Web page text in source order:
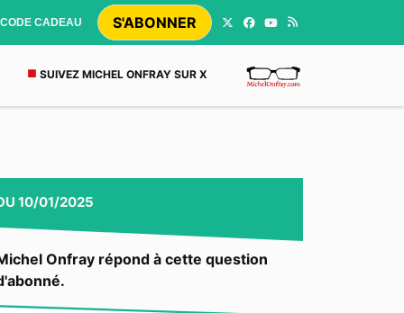
CODE CADEAU S'ABONNER
SUIVEZ MICHEL ONFRAY SUR X
10/01/2025
Onfray répond à cette question